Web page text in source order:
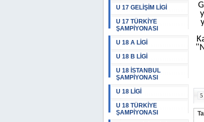
U 17 GELİŞİM LİGİ
U 17 TÜRKİYE
ŞAMPİYONASI
U 18 A LİGİ
U 18 B LİGİ
U 18 İSTANBUL
ŞAMPİYONASI
U 18 LİGİ
U 18 TÜRKİYE
ŞAMPİYONASI